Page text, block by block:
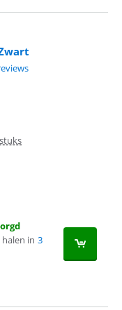
reviews.
in 3